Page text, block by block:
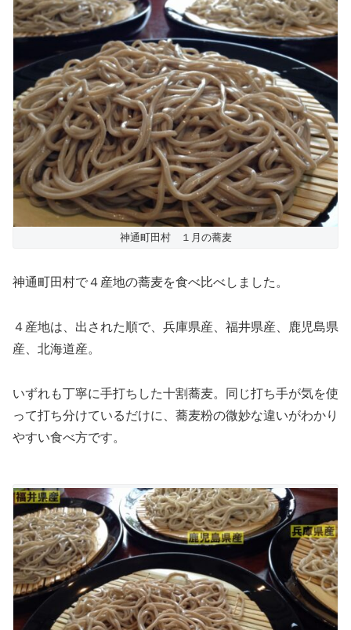
神通町田村 １月の蕎麦
神通町田村で４産地の蕎麦を食べ比べしました。
４産地は、出された順で、兵庫県産、福井県産、鹿児島県
産、北海道産。
いずれも丁寧に手打ちした十割蕎麦。同じ打ち手が気を使
って打ち分けているだけに、蕎麦粉の微妙な違いがわかり
やすい食べ方です。